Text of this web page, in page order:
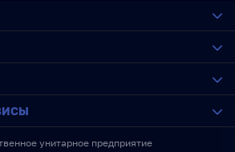
унитарное предприятие